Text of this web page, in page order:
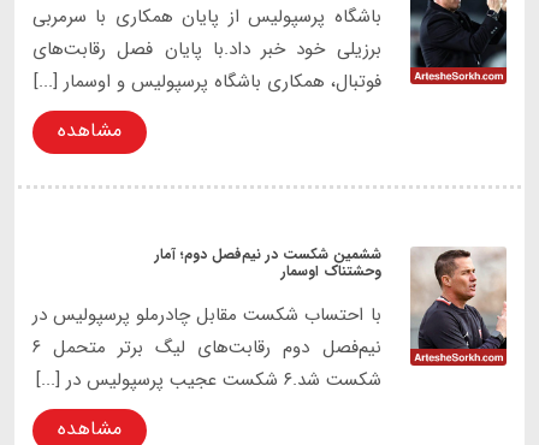
باشگاه پرسپولیس از پایان همکاری با سرمربی
برزیلی خود خبر داد.با پایان فصل رقابت‌های
فوتبال، همکاری باشگاه پرسپولیس و اوسمار [...]
مشاهده
ششمین شکست در نیم‌فصل دوم؛ آمار
وحشتناک اوسمار
با احتساب شکست مقابل چادرملو پرسپولیس در
نیم‌فصل دوم رقابت‌های لیگ برتر متحمل ۶
شکست شد.۶ شکست عجیب پرسپولیس در [...]
مشاهده